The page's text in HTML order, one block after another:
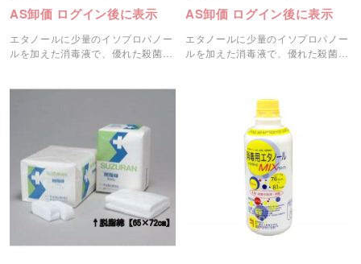
AS卸価 ログイン後に表示
エタノールに少量のイソプロパノー
ルを加えた消毒液で、優れた殺菌力
AS卸価 ログイン後に表示
エタノールに少量のイソプロパノー
ルを加えた消毒液で、優れた殺菌力